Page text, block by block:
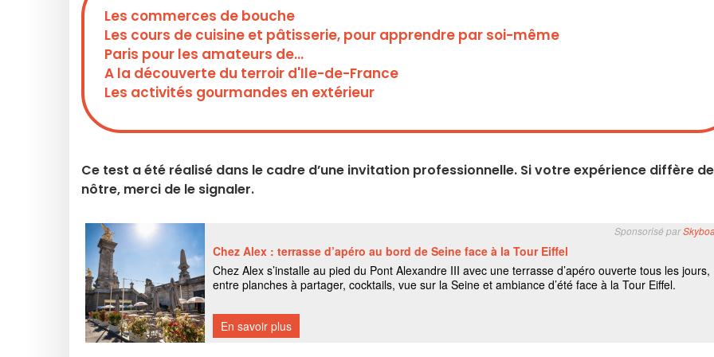
Les commerces de bouche
Les cours de cuisine et pâtisserie, pour apprendre par soi-même
Paris pour les amateurs de...
A la découverte du terroir d'Ile-de-France
Les activités gourmandes en extérieur
Ce test a été réalisé dans le cadre d’une invitation professionnelle. Si votre expérience diffère
nôtre, merci de le signaler.